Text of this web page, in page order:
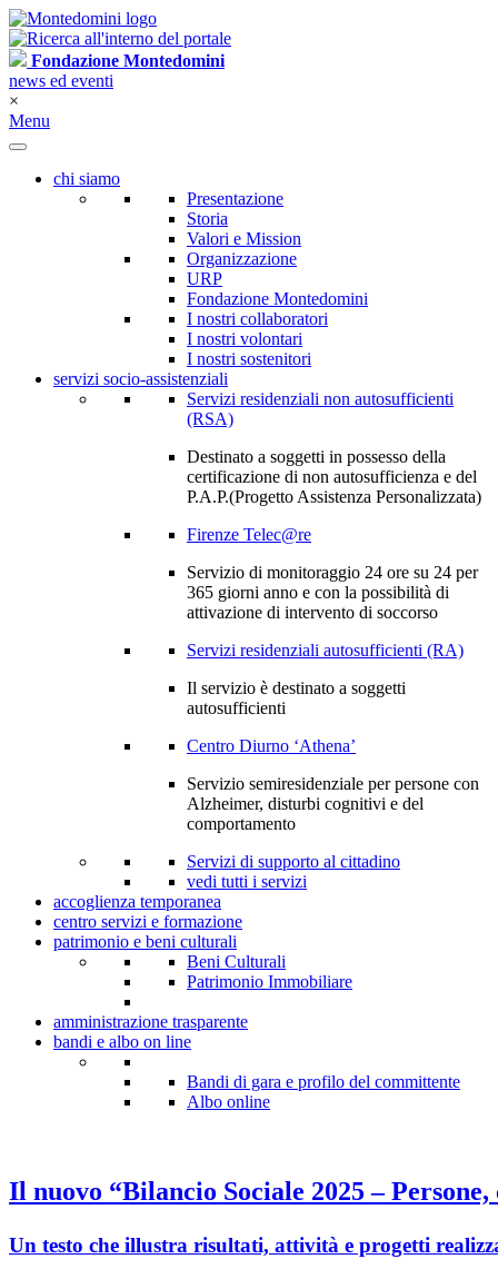
Fondazione Montedomini
news ed eventi
×
Menu
chi siamo
Presentazione
Storia
Valori e Mission
Organizzazione
URP
Fondazione Montedomini
I nostri collaboratori
I nostri volontari
I nostri sostenitori
servizi socio-assistenziali
Servizi residenziali non autosufficienti
(RSA)
Destinato a soggetti in possesso della
certificazione di non autosufficienza e del
P.A.P.(Progetto Assistenza Personalizzata)
Firenze Telec@re
Servizio di monitoraggio 24 ore su 24 per
365 giorni anno e con la possibilità di
attivazione di intervento di soccorso
Servizi residenziali autosufficienti (RA)
Il servizio è destinato a soggetti
autosufficienti
Centro Diurno ‘Athena’
Servizio semiresidenziale per persone con
Alzheimer, disturbi cognitivi e del
comportamento
Servizi di supporto al cittadino
vedi tutti i servizi
accoglienza temporanea
centro servizi e formazione
patrimonio e beni culturali
Beni Culturali
Patrimonio Immobiliare
amministrazione trasparente
bandi e albo on line
Bandi di gara e profilo del committente
Albo online
Il nuovo “Bilancio Sociale 2025 –
Un testo che illustra risultati, attività e progetti